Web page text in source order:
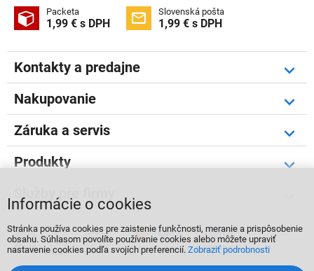
 Packeta
1,99 € s DPH  Slovenská pošta
1,99 € s DPH
Kontakty a predajne
Nakupovanie
Záruka a servis
Produkty
Služby pre firmy
  
Informácie o cookies
Stránka používa cookies pre zaistenie funkčnosti, meranie a prispôsobenie
obsahu. Súhlasom povolíte používanie cookies alebo môžete upraviť
nastavenie cookies podľa svojích preferencií. Zobraziť podrobnosti